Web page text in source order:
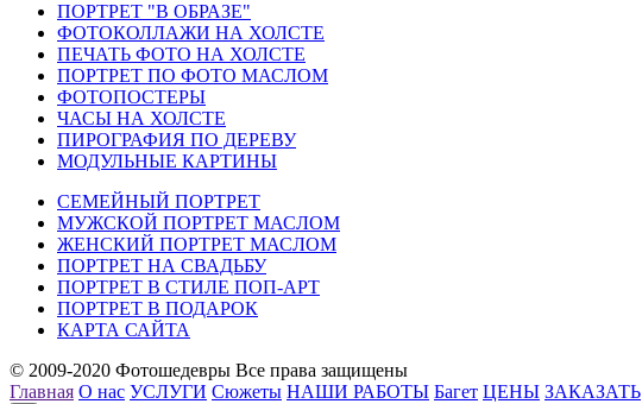
ПОРТРЕТ "В ОБРАЗЕ"
ФОТОКОЛЛАЖИ НА ХОЛСТЕ
ПЕЧАТЬ ФОТО НА ХОЛСТЕ
ПОРТРЕТ ПО ФОТО МАСЛОМ
ФОТОПОСТЕРЫ
ЧАСЫ НА ХОЛСТЕ
ПИРОГРАФИЯ ПО ДЕРЕВУ
МОДУЛЬНЫЕ КАРТИНЫ
СЕМЕЙНЫЙ ПОРТРЕТ
МУЖСКОЙ ПОРТРЕТ МАСЛОМ
ЖЕНСКИЙ ПОРТРЕТ МАСЛОМ
ПОРТРЕТ НА СВАДЬБУ
ПОРТРЕТ В СТИЛЕ ПОП-АРТ
ПОРТРЕТ В ПОДАРОК
КАРТА САЙТА
© 2009-2020 Фотошедевры Все права защищены
Главная О нас УСЛУГИ Сюжеты НАШИ РАБОТЫ Багет ЦЕНЫ ЗАКАЗАТЬ